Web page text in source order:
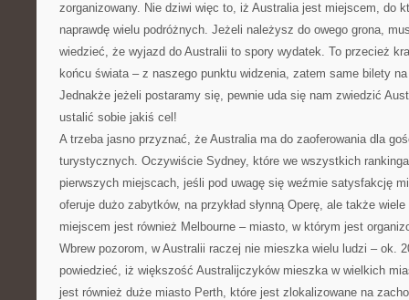
zorganizowany. Nie dziwi więc to, iż Australia jest miejscem, do
naprawdę wielu podróżnych. Jeżeli należysz do owego grona,
wiedzieć, że wyjazd do Australii to spory wydatek. To przecież
końcu świata – z naszego punktu widzenia, zatem same bilety
Jednakże jeżeli postaramy się, pewnie uda się nam zwiedzić
ustalić sobie jakiś cel!
A trzeba jasno przyznać, że Australia ma do zaoferowania dla
turystycznych. Oczywiście Sydney, które we wszystkich
pierwszych miejscach, jeśli pod uwagę się weźmie satysfakcję
oferuje dużo zabytków, na przykład słynną Operę, ale także
miejscem jest również Melbourne – miasto, w którym jest
Wbrew pozorom, w Australii raczej nie mieszka wielu ludzi – ok.
powiedzieć, iż większość Australijczyków mieszka w wielkich
jest również duże miasto Perth, które jest zlokalizowane na